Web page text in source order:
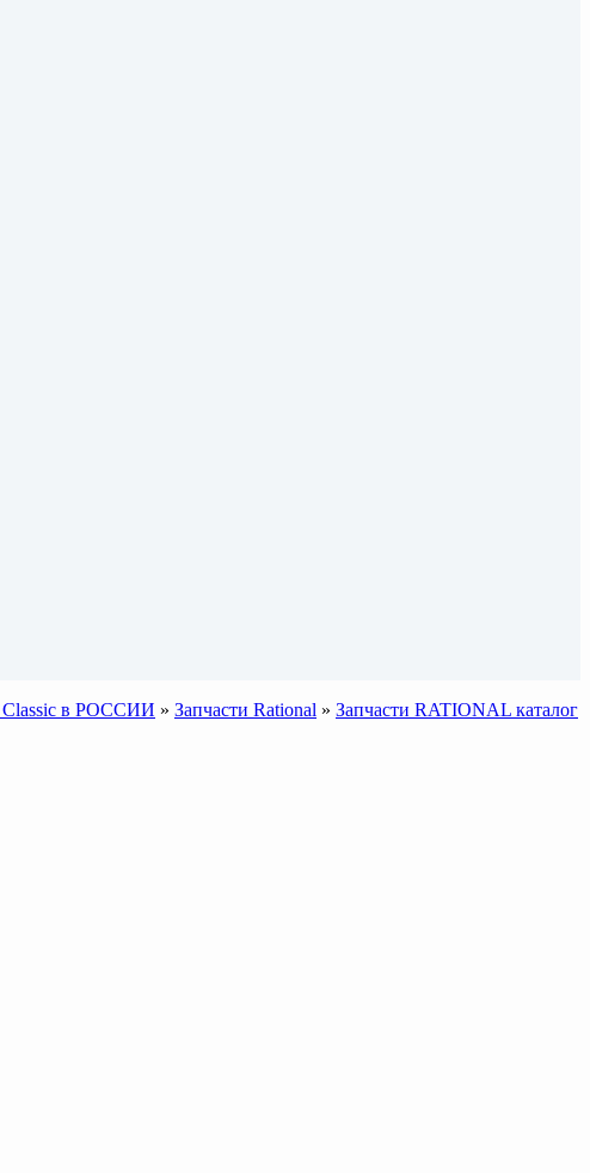
Classic в РОССИИ » Запчасти Rational » Запчасти RATIONAL каталог